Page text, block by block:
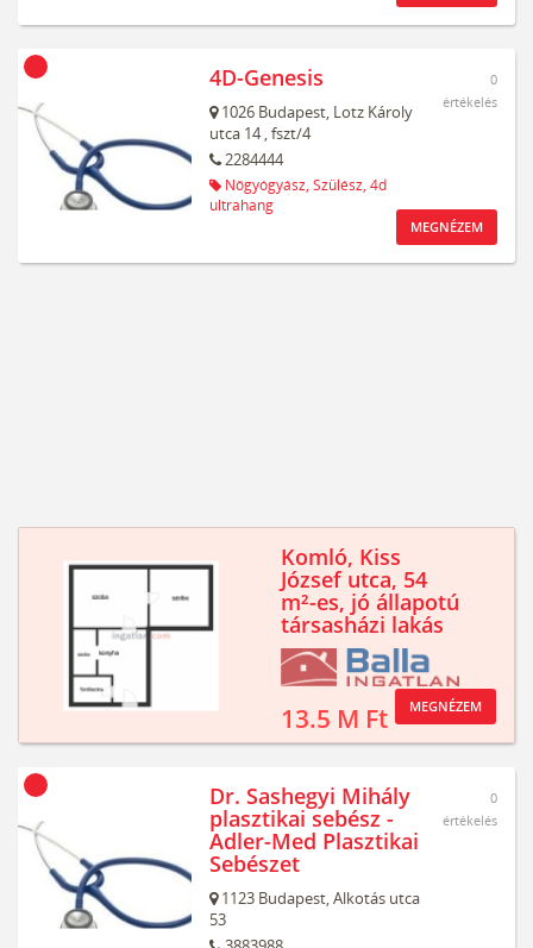
4D-Genesis
1026 Budapest, Lotz Károly
utca 14, fszt/4
2284444
Nőgyógyász, Szülész, 4d
ultrahang
0
értékelés
MEGNÉZEM
Komló, Kiss
József utca, 54
m²-es, jó állapotú
társasházi lakás
13.5 M Ft MEGNÉZEM
Dr. Sashegyi Mihály
plasztikai sebész -
Adler-Med Plasztikai
Sebészet
1123 Budapest,Alkotás utca
53
0
értékelés